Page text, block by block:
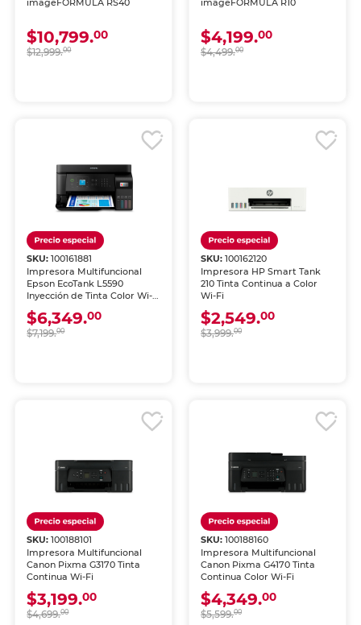
imageFORMULA RS40
$10,799.00
$12,999.00
imageFORMULA R10
$4,199.00
$4,499.00
SKU:100161881
Impresora Multifuncional
Epson EcoTank L5590
Inyección de Tinta Color Wi-
Fi
$6,349.00
$7,199.00
SKU: 100162120
Impresora HP Smart Tank
210 Tinta Continua a Color
Wi-Fi
$2,549.00
$3,999.00
SKU:100188101
Impresora Multifuncional
Canon Pixma G3170 Tinta
Continua Wi-Fi
$3,199.00
$4,699.00
SKU: 100188160
Impresora Multifuncional
Canon Pixma G4170 Tinta
Continua Color Wi-Fi
$4,349.00
$5,599.00